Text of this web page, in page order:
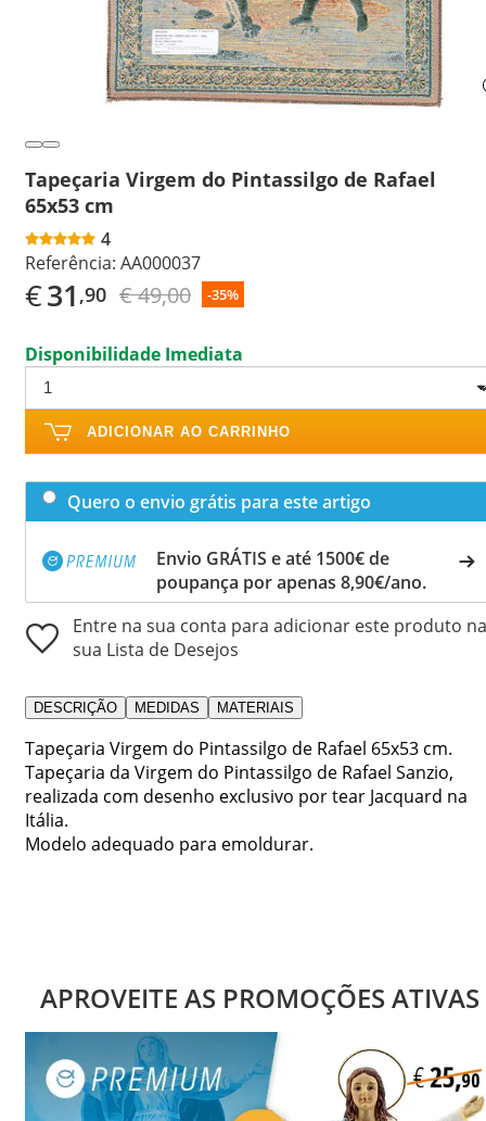
Tapeçaria Virgem do Pintassilgo de Rafael
65x53 cm
4
Referência: AA000037
€31 ,90 € 49,00 -35%
Disponibilidade Imediata
ADICIONAR AO CARRINHO
Quero o envio grátis para este artigo
Envio GRÁTIS e até 1500€ de
poupança por apenas 8,90€/ano.
Entre na sua conta para adicionar este produto na
sua Lista de Desejos
DESCRIÇÃO MEDIDAS MATERIAIS
Tapeçaria Virgem do Pintassilgo de Rafael 65x53 cm.
Tapeçaria da Virgem do Pintassilgo de Rafael Sanzio,
realizada com desenho exclusivo por tear Jacquard na
Itália.
Modelo adequado para emoldurar.
APROVEITE AS PROMOÇÕES ATIVAS